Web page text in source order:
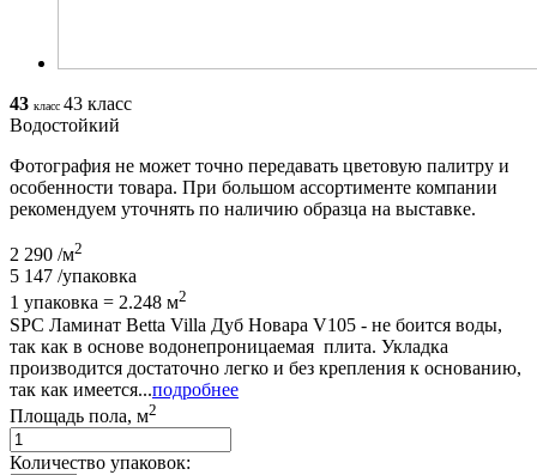
43 класс 43 класс
Водостойкий
Фотография не может точно передавать цветовую палитру и
особенности товара. При большом ассортименте компании
рекомендуем уточнять по наличию образца на выставке.
2 290 /м2
5 147 /упаковка
1 упаковка = 2.248 м2
SPC Ламинат Betta Villa Дуб Новара V105 - не боится воды,
так как в основе водонепроницаемая плита. Укладка
производится достаточно легко и без крепления к основанию,
так как имеется...подробнее
Площадь пола, м2
Количество упаковок: